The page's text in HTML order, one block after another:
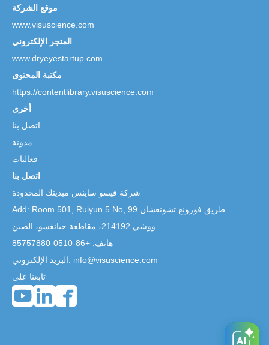
موقع الشركة
www.visuscience.com
المتجر الإلكتروني
www.dryeyestartup.com
مكتبة المحتوى
https://contentlibrary.visuscience.com
أخرى
اتصل بنا
مدونة
فعاليات
اتصل بنا
شركة فيسو ساينس ميديتك المحدودة
Add: Room 501, Ruiyun 5 No,
99 طريق فورونغ تشونغشان
ووشي 214192، مقاطعة جيانغسو، الصين
هاتف: +86-0510-85757880
البريد الإلكتروني: info@visuscience.com
تابعنا على